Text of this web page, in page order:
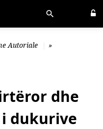
Autoriale »
dhe
dukurive